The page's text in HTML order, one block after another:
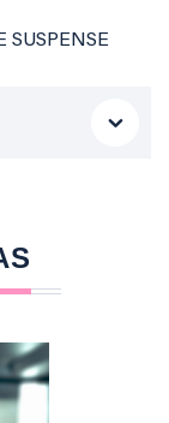
SUSPENSE